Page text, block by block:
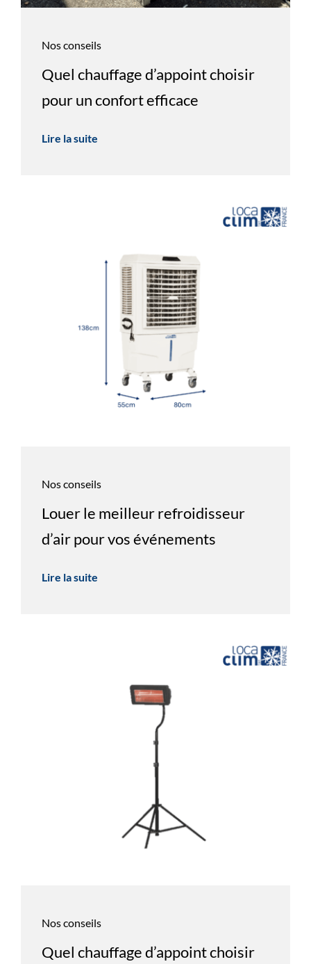
Nos conseils
Quel chauffage d’appoint choisir
pour un confort efficace
Lire la suite
Nos conseils
Louer le meilleur refroidisseur
d’air pour vos événements
Lire la suite
Nos conseils
Quel chauffage d’appoint choisir